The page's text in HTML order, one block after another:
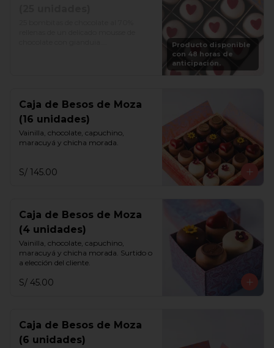
Producto disponible
con 48 horas de
anticipación.
Caja de Besos de Moza
(16 unidades)
Vainilla, chocolate, capuchino,
maracuyá y chicha morada.
S/ 145.00
Caja de Besos de Moza
(4 unidades)
Vainilla, chocolate, capuchino,
maracuyá y chicha morada. Surtido o
a elección del cliente.
S/ 45.00
Caja de Besos de Moza
(6 unidades)